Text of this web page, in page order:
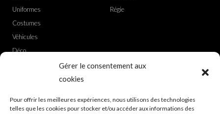
Gérer le consentement aux
cookies
Pour offrir les meilleures expériences, nous utilisons des technologies
telles que les cookies pour stocker et/ou accéder aux informations des
Uniformes
Costumes
Véhicules
Déco
Régie
Ciné boutique
CGV achat